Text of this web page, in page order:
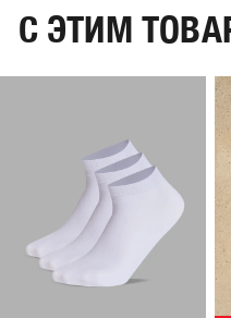
узор:
утеплитель:
C ЭТИМ